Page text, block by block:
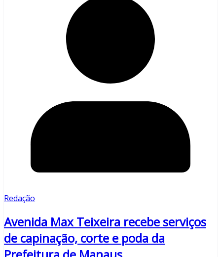
Redação
Avenida Max Teixeira recebe serviços
de capinação, corte e poda da